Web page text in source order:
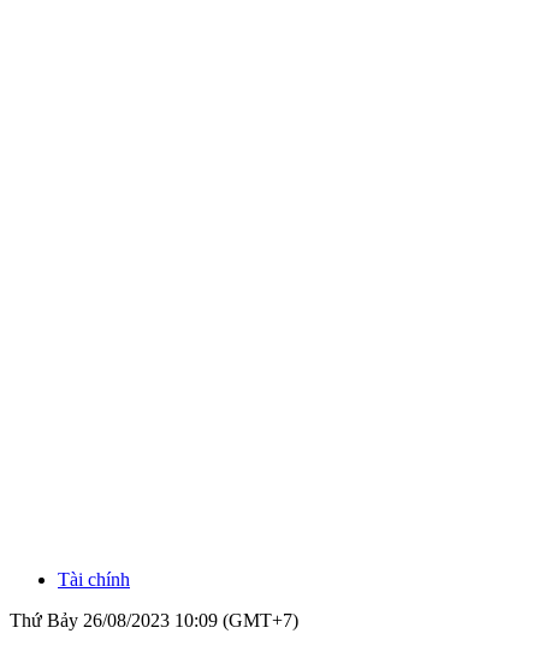
Tài chính
Thứ Bảy 26/08/2023 10:09 (GMT+7)